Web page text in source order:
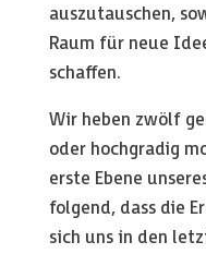
auszutauschen,
Raum für neue
schaffen.
Wir heben zwölf
oder hochgradig
erste Ebene
folgend, dass die
sich uns in den